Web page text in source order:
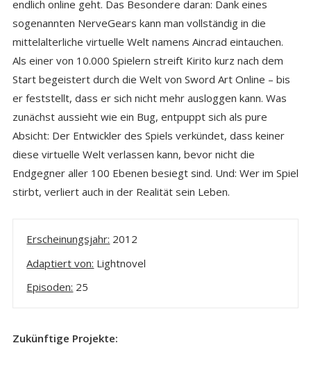
endlich online geht. Das Besondere daran: Dank eines
sogenannten NerveGears kann man vollständig in die
mittelalterliche virtuelle Welt namens Aincrad eintauchen.
Als einer von 10.000 Spielern streift Kirito kurz nach dem
Start begeistert durch die Welt von Sword Art Online – bis
er feststellt, dass er sich nicht mehr ausloggen kann. Was
zunächst aussieht wie ein Bug, entpuppt sich als pure
Absicht: Der Entwickler des Spiels verkündet, dass keiner
diese virtuelle Welt verlassen kann, bevor nicht die
Endgegner aller 100 Ebenen besiegt sind. Und: Wer im Spiel
stirbt, verliert auch in der Realität sein Leben.
Erscheinungsjahr: 2012
Adaptiert von: Lightnovel
Episoden: 25
Zukünftige Projekte: